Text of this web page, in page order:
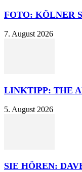
FOTO: KÖLNER
7. August 2026
LINKTIPP: THE
5. August 2026
SIE HÖREN: